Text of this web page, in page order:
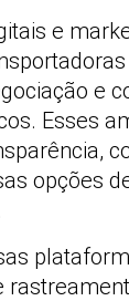
e
e
Esses
opções